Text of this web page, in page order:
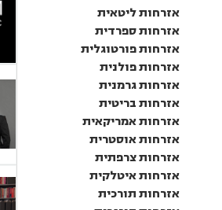
אזרחות ליטאית
אזרחות ספרדית
אזרחות פורטוגלית
אזרחות פולנית
אזרחות גרמנית
אזרחות בריטית
אזרחות אמריקאית
אזרחות אוסטרית
אזרחות צרפתית
אזרחות איטלקית
אזרחות תורכית